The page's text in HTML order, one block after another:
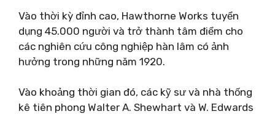
Vào thời kỳ đỉnh cao, Hawthorne Works tuyển
dụng 45.000 người và trở thành tâm điểm cho
các nghiên cứu công nghiệp hàn lâm có ảnh
hưởng trong những năm 1920.
Vào khoảng thời gian đó, các kỹ sư và nhà thống
kê tiên phong Walter A. Shewhart và W. Edwards